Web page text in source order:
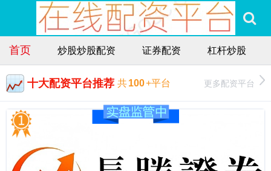
首页 炒股炒股配资 证券配资 杠杆炒股
十大配资平台推荐 共100+平台 更多配资平台